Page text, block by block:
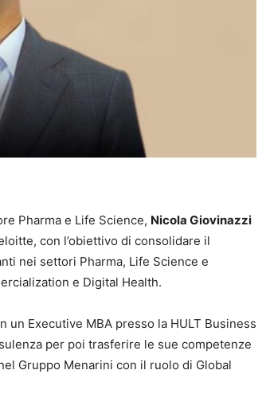
Pharma e Life Science, Nicola Giovinazzi
con l’obiettivo di consolidare il
nei settori Pharma, Life Science e
e Digital Health.
un Executive MBA presso la HULT Business
per poi trasferire le sue competenze
Gruppo Menarini con il ruolo di Global